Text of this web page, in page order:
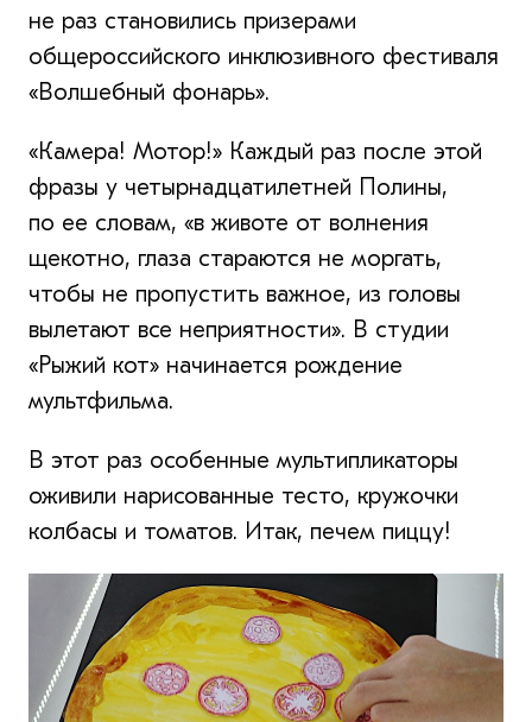
не раз становились призерами
общероссийского инклюзивного фестиваля
«Волшебный фонарь».
«Камера! Мотор!» Каждый раз после этой
фразы у четырнадцатилетней Полины,
по ее словам, «в животе от волнения
щекотно, глаза стараются не моргать,
чтобы не пропустить важное, из головы
вылетают все неприятности». В студии
«Рыжий кот» начинается рождение
мультфильма.
В этот раз особенные мультипликаторы
оживили нарисованные тесто, кружочки
колбасы и томатов. Итак, печем пиццу!